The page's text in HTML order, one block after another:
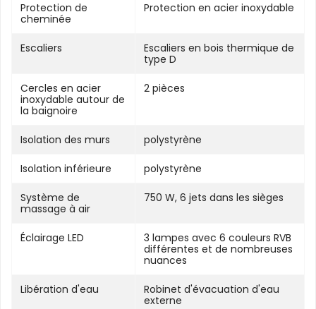
Protection de
cheminée
Protection en acier inoxydable
Escaliers
Escaliers en bois thermique de
type D
Cercles en acier
inoxydable autour de
la baignoire
2 pièces
Isolation des murs polystyrène
Isolation inférieure polystyrène
Système de
massage à air
750 W, 6 jets dans les sièges
Éclairage LED
3 lampes avec 6 couleurs RVB
différentes et de nombreuses
nuances
Libération d'eau
Robinet d'évacuation d'eau
externe